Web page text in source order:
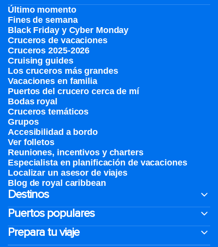
Último momento
Fines de semana
Black Friday y Cyber Monday
Cruceros de vacaciones
Cruceros 2025-2026
Cruising guides
Los cruceros más grandes
Vacaciones en familia
Puertos del crucero cerca de mí
Bodas royal
Cruceros temáticos
Grupos
Accesibilidad a bordo
Ver folletos
Reuniones, incentivos y charters​
Especialista en planificación de vacaciones
Localizar un asesor de viajes
Blog de royal caribbean
Destinos
Puertos populares
Prepara tu viaje